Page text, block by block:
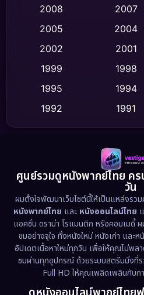
Crime อาชญากรรม
Cult Film
Dance เต้น
Detective สืบสวน
Disaster
Disney+
Documentary สารคดี
Drama ดราม่า
Dystopian
2008
2007
2005
2004
2002
2001
1999
1998
1995
1994
1992
1991
1989
1988
1983
1978
1962
ศูนย์รวมดูหนังพากย์ไทย ค
วัน
ผมตั้งใจพัฒนาเว็บไซต์นี้ให้เป็นแหล่งรว
หนังพากย์ไทย และ หนังออนไลน์ไทย
แอคชั่น ดราม่า โรแมนติก หรือคอมเมดี้
ชมอย่างจุใจ ทั้งหนังใหม่ หนังเก่า และ
อัปเดตเนื้อหาใหม่ทุกวัน เพื่อให้คุณไม่พล
ชมผ่านทุกอุปกรณ์ ด้วยระบบสตรีมมิ่งที่
Full HD ให้คุณเพลิดเพลินกับก